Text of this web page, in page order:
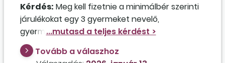
Kérdés: Meg kell fizetnie a minimálbér szerinti
járulékokat egy 3 gyermeket nevelő,
gyermeknevelési támogatásban részesülő
átalányadózó egyéni vállalkozónak abban a
negyedévben, amikor nincs bevétele? Kell a
Tovább a válaszhoz